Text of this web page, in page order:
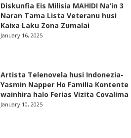
Diskunfia Eis Milisia MAHIDI Na’in 3
Naran Tama Lista Veteranu husi
Kaixa Laku Zona Zumalai
January 16, 2025
Artista Telenovela husi Indonezia-
Yasmin Napper Ho Familia Kontente
wainhira halo Ferias Vizita Covalima
January 10, 2025